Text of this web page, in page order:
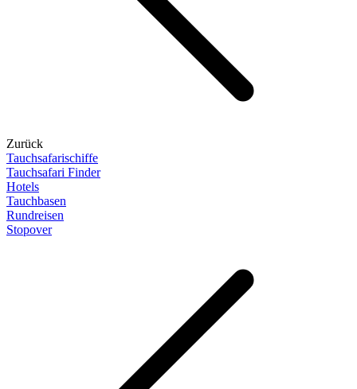
Zurück
Tauchsafarischiffe
Tauchsafari Finder
Hotels
Tauchbasen
Rundreisen
Stopover